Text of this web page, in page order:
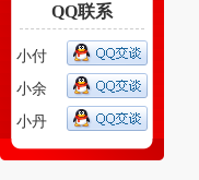
电子芯片钥匙壳
智能卡小钥匙
QQ联系
小付
小余
小丹